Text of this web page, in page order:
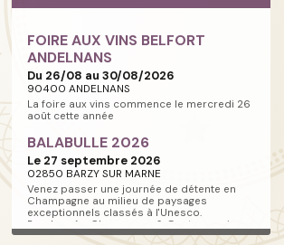
FOIRE AUX VINS BELFORT
ANDELNANS
Du 26/08 au 30/08/2026
90400 ANDELNANS
La foire aux vins commence le mercredi 26
août cette année
BALABULLE 2026
Le 27 septembre 2026
02850 BARZY SUR MARNE
Venez passer une journée de détente en
Champagne au milieu de paysages
exceptionnels classés à l'Unesco.
Randonnée, Champagne & Gastronomie au
RDV.